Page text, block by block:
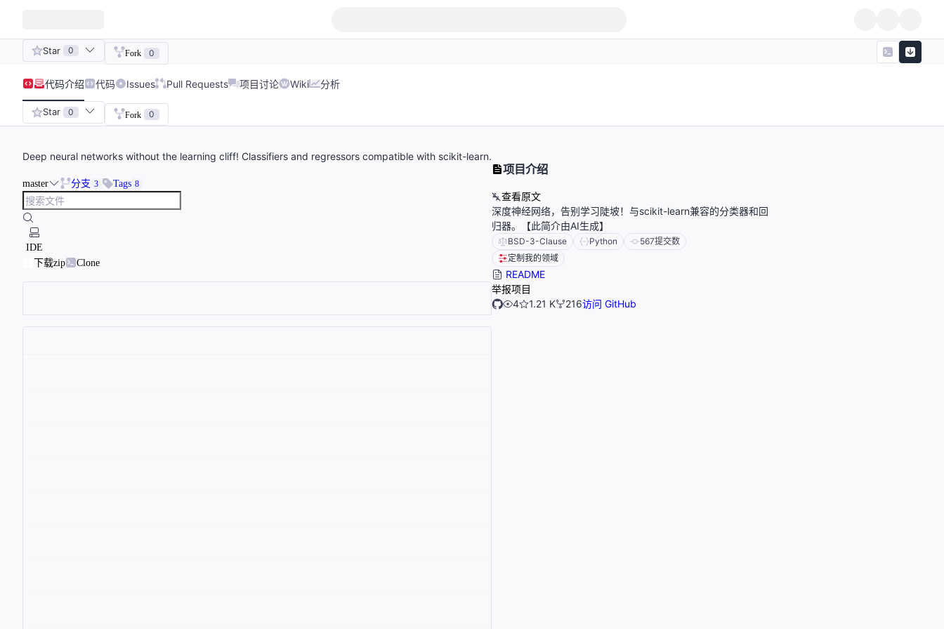
Star 0 Fork 0
代码介绍 代码 Issues Pull Requests 项目讨论 Wiki 分析
Star 0 Fork 0
Deep neural networks without the learning cliff! Classifiers and regressors compatible with scikit-learn.
master 分支 3 Tags 8
IDE
下载zip
Clone
项目介绍
查看原文
深度神经网络，告别学习陡坡！与scikit-learn兼容的分类器和回
归器。【此简介由AI生成】
BSD-3-Clause Python 567提交数
定制我的领域
README
举报项目
4
1.21 K 216访问 GitHub